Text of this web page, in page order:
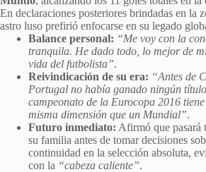
En declaraciones posteriores brindadas en la
astro luso prefirió enfocarse en su legado
Balance personal: “Me voy con la
tranquila. He dado todo, lo mejor de
vida del futbolista”.
Reivindicación de su era: “Antes de
Portugal no había ganado ningún
campeonato de la Eurocopa 2016
misma dimensión que un Mundial”.
Futuro inmediato: Afirmó que pasará
su familia antes de tomar decisiones
continuidad en la selección absoluta,
con la “cabeza caliente”.